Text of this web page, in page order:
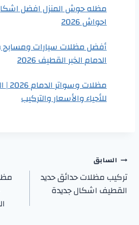
مظله حوش المنزل افضل
احواش 2026
أفضل مظلات سيارات
الدمام الخبر القطيف 2026
للأحياء والأسعار والتركيب
تصفّح
المقالات
السابق
تركيب مظلات حدائق حديد
القطيف اشكال جديدة